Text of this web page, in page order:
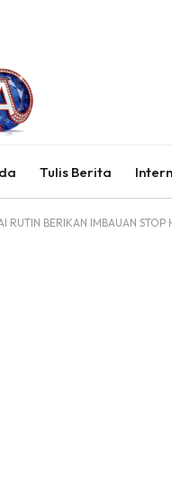
Tulis Berita
RUTIN BERIKAN IMBAUAN